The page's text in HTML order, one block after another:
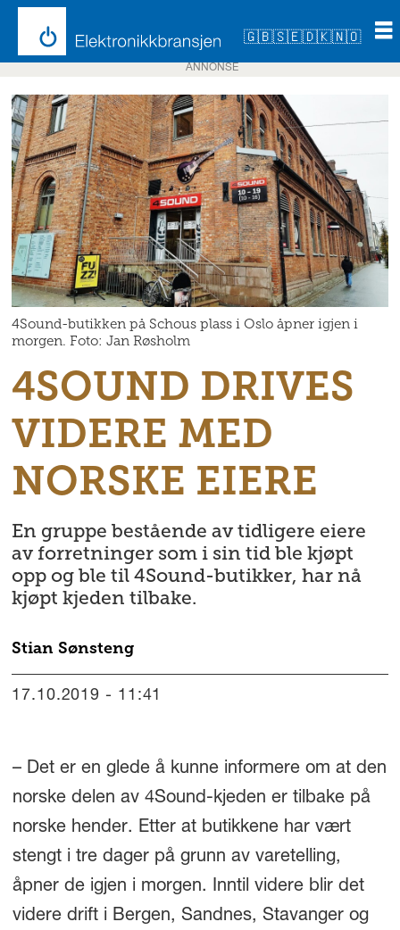
🇬🇧🇸🇪🇩🇰🇳🇴
ANNONSE
4Sound-butikken på Schous plass i Oslo åpner igjen i
morgen. Foto: Jan Røsholm
4SOUND DRIVES
VIDERE MED
NORSKE EIERE
En gruppe bestående av tidligere eiere
av forretninger som i sin tid ble kjøpt
opp og ble til 4Sound-butikker, har nå
kjøpt kjeden tilbake.
Stian Sønsteng
17.10.2019 - 11:41
– Det er en glede å kunne informere om at den
norske delen av 4Sound-kjeden er tilbake på
norske hender. Etter at butikkene har vært
stengt i tre dager på grunn av varetelling,
åpner de igjen i morgen. Inntil videre blir det
videre drift i Bergen, Sandnes, Stavanger og